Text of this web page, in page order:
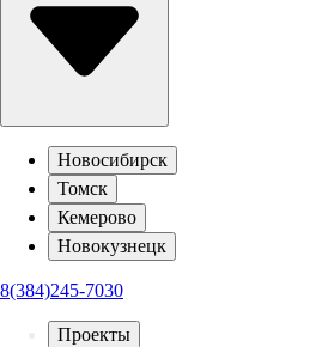
Новосибирск
Томск
Кемерово
Новокузнецк
8(384)245-7030
Проекты